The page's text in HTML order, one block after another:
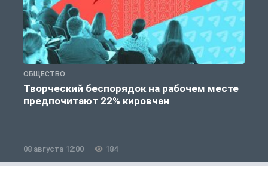
ОБЩЕСТВО
Творческий беспорядок на рабочем месте
предпочитают 22% кировчан
08 августа 12:00 184